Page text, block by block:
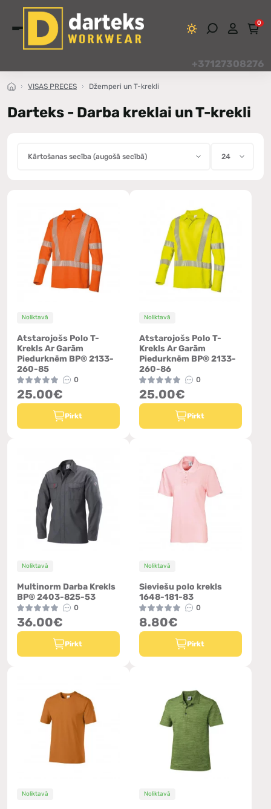
0
+37127308276
VISAS PRECES Džemperi un T-krekli
Darteks - Darba kreklai un T-krekli
Noliktavā
Atstarojošs Polo T-
Krekls Ar Garām
Piedurknēm BP® 2133-
260-85
0
25.00€
Pirkt
Noliktavā
Atstarojošs Polo T-
Krekls Ar Garām
Piedurknēm BP® 2133-
260-86
0
25.00€
Pirkt
Noliktavā
Multinorm Darba Krekls
BP® 2403-825-53
0
36.00€
Pirkt
Noliktavā
Sieviešu polo krekls
1648-181-83
0
8.80€
Pirkt
Noliktavā Noliktavā